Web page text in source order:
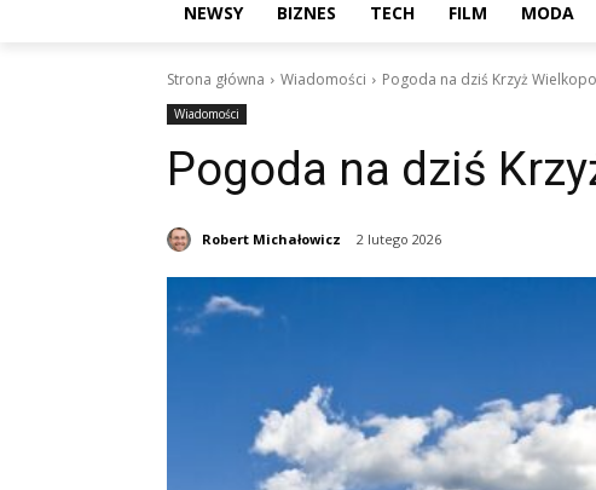
NEWSY BIZNES TECH FILM MODA
Strona główna Wiadomości Pogoda na dziś Krzyż
Wiadomości
Pogoda na dziś
Robert Michałowicz 2 lutego 2026